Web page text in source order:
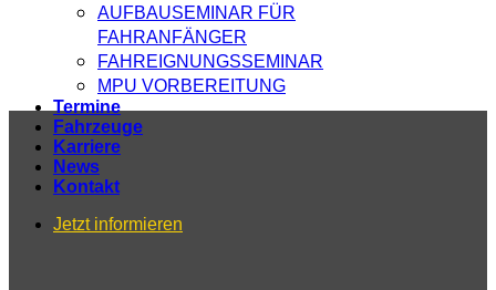
AUFBAUSEMINAR FÜR
FAHRANFÄNGER
FAHREIGNUNGSSEMINAR
MPU VORBEREITUNG
Termine
Fahrzeuge
Karriere
News
Kontakt
Jetzt informieren